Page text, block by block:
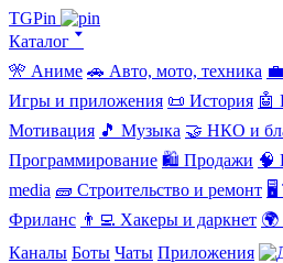
TGPin
Каталог 🢓
🎌 Аниме 🚗 Авто, мото, техника
Игры и приложения 📜 История 🤖
Мотивация 🎵 Музыка 🤝 НКО и
Программирование 🛍️ Продажи 🧠
media 🧱 Строительство и ремонт 🖥️
Фриланс 👨‍💻 Хакеры и даркнет 🌍
Каналы Боты Чаты Приложения